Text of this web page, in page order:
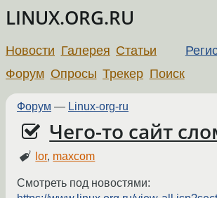
LINUX.ORG.RU
Новости Галерея Статьи
Форум Опросы Трекер Поиск
Форум — Linux-org-ru
Чего-то сайт
lor, maxcom
Смотреть под новостями: